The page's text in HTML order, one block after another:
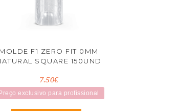
MOLDE F1 ZERO FIT 0MM
SQUARE 150UND
7.50€
Preço exclusivo para profissional